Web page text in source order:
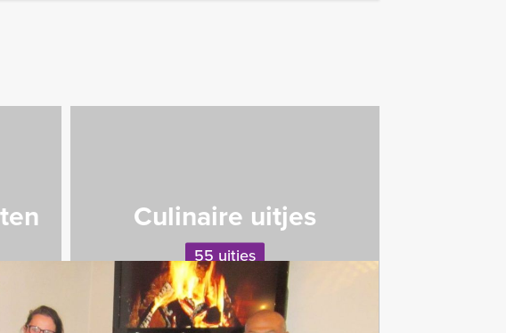
Culinaire uitjes
55 uitjes